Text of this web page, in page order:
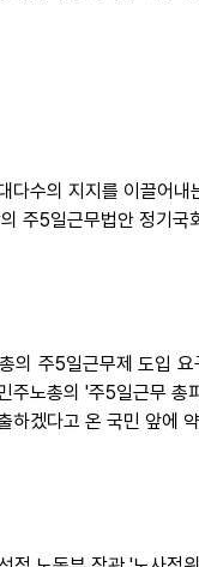
다수의 지지를 이끌어
주5일근무법안 정기국
의 주5일근무제 도입 요
주노총의 '주5일근무 총
하겠다고 온 국민 앞에